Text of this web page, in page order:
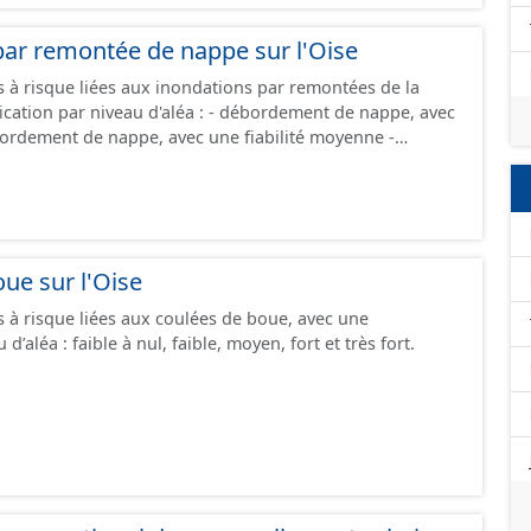
remontée de nappe sur l'Oise
à risque liées aux inondations par remontées de la
d'aléa : - débordement de nappe, avec
inconnue
sur l'Oise
à risque liées aux coulées de boue, avec une
d’aléa : faible à nul, faible, moyen, fort et très fort.